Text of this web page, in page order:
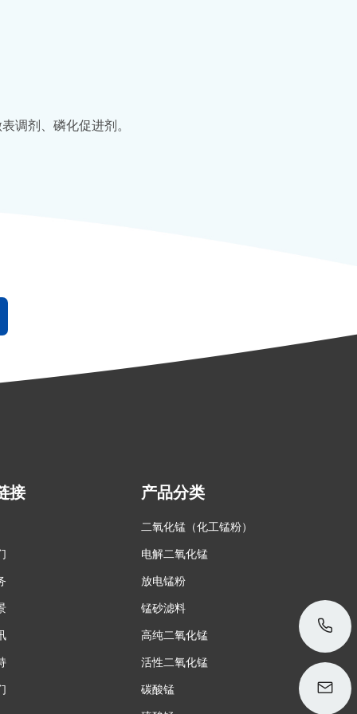
调剂、磷化促进剂。
接 产品分类
二氧化锰（化工锰粉）
电解二氧化锰
放电锰粉
锰砂滤料
高纯二氧化锰
活性二氧化锰
碳酸锰